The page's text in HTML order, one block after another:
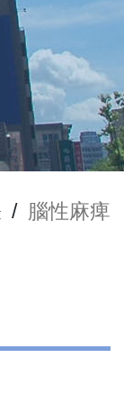
/ 腦性麻痺